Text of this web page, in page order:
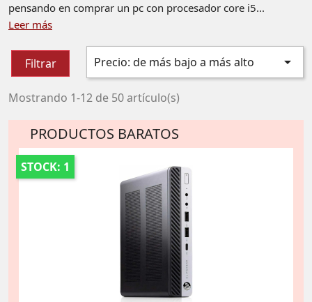
pensando en comprar un pc con procesador core i5...
Leer más
Filtrar Precio: de más bajo a más alto 
Mostrando 1-12 de 50 artículo(s)
PRODUCTOS BARATOS
STOCK: 1